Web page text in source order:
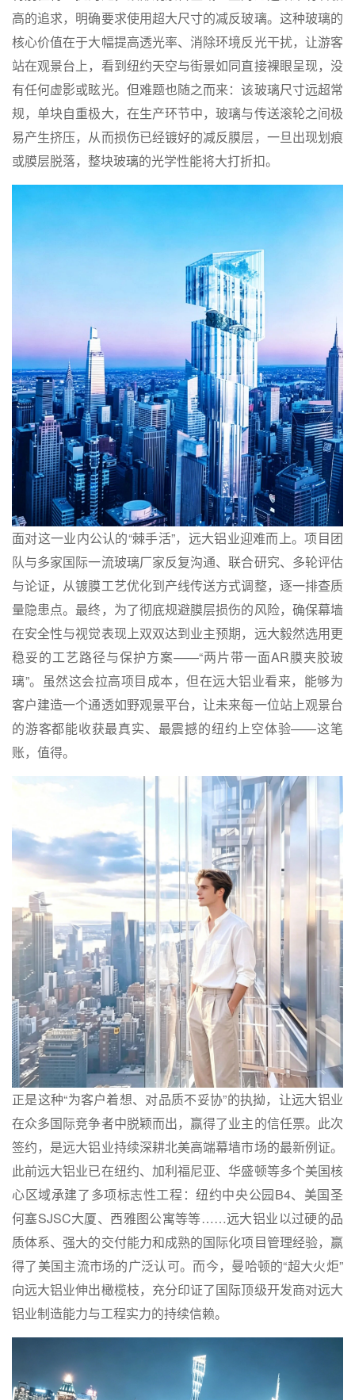
高的追求，明确要求使用超大尺寸的减反玻璃。这种玻璃的
核心价值在于大幅提高透光率、消除环境反光干扰，让游客
站在观景台上，看到纽约天空与街景如同直接裸眼呈现，没
有任何虚影或眩光。但难题也随之而来：该玻璃尺寸远超常
规，单块自重极大，在生产环节中，玻璃与传送滚轮之间极
易产生挤压，从而损伤已经镀好的减反膜层，一旦出现划痕
或膜层脱落，整块玻璃的光学性能将大打折扣。
面对这一业内公认的“棘手活”，远大铝业迎难而上。项目团
队与多家国际一流玻璃厂家反复沟通、联合研究、多轮评估
与论证，从镀膜工艺优化到产线传送方式调整，逐一排查质
量隐患点。最终，为了彻底规避膜层损伤的风险，确保幕墙
在安全性与视觉表现上双双达到业主预期，远大毅然选用更
稳妥的工艺路径与保护方案——“两片带一面AR膜夹胶玻
璃”。虽然这会拉高项目成本，但在远大铝业看来，能够为
客户建造一个通透如野观景平台，让未来每一位站上观景台
的游客都能收获最真实、最震撼的纽约上空体验——这笔
账，值得。
正是这种“为客户着想、对品质不妥协”的执拗，让远大铝业
在众多国际竞争者中脱颖而出，赢得了业主的信任票。此次
签约，是远大铝业持续深耕北美高端幕墙市场的最新例证。
此前远大铝业已在纽约、加利福尼亚、华盛顿等多个美国核
心区域承建了多项标志性工程：纽约中央公园B4、美国圣
何塞SJSC大厦、 西雅图公寓等等……远大铝业以过硬的品
质体系、强大的交付能力和成熟的国际化项目管理经验，赢
得了美国主流市场的广泛认可。而今，曼哈顿的“超大火炬”
向远大铝业伸出橄榄枝，充分印证了国际顶级开发商对远大
铝业制造能力与工程实力的持续信赖。